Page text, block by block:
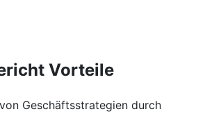
Vorteile
Geschäftsstrategien durch